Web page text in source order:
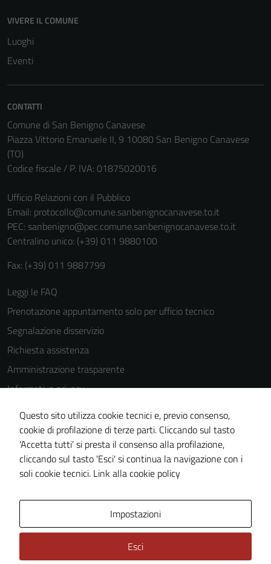
VIVERE IL COMUNE
Luoghi
Eventi
CONTATTI
Comune di San Benigno Canavese
Piazza Vittorio Emanuele II, 9 10080 San Benigno Canavese
(TO)
Codice fiscale / P. IVA: 01875020016
Ufficio Relazioni con il Pubblico
Email: protocollo@comune.sanbenignocanavese.to.it
PEC: sanbenigno@pec.comune.sanbenignocanavese.to.it
Centralino unico: (+39) 011 9880100
Fax: (+39) 011 9887799
Leggi le FAQ
Prenotazione appuntamento solo per ufficio tecnico
Segnalazione disservizio
Richiesta assistenza
Amministrazione trasparente
Informativa privacy
Cookie Policy
Note legali
Dichiarazione di accessibilità
Piano di miglioramento del sito
Questo sito utilizza cookie tecnici e, previo consenso,
cookie di profilazione di terze parti. Cliccando sul tasto
'Accetta tutti' si presta il consenso alla profilazione,
cliccando sul tasto 'Esci' si continua la navigazione con i
soli cookie tecnici. Link alla cookie policy
Impostazioni
Esci